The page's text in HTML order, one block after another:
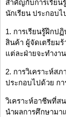
สำคัญกับการเรียน
นักเรียน ประกอบ
1. การเรียนรู้ฝึกป
สินค้า ผู้จัดเตรียม
แต่ละฝ่ายจะทำงา
2. การวิเคราะห์ส
ประกอบไปด้วย กา
วิเคราะห์อาชีพที่ส
นำผลการศึกษามา